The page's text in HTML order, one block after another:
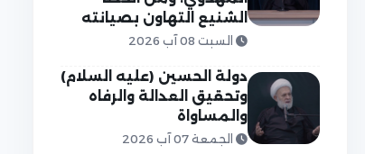
الشنيع التهاون بصيانته
السبت 08 آب 2026
دولة الحسين (عليه السلام)
وتحقيق العدالة والرفاه
والمساواة
الجمعة 07 آب 2026